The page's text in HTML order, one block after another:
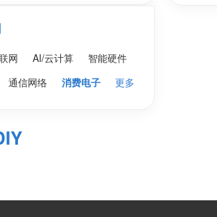
网 AI/云计算
智能硬件
通信网络 消费电子 更多